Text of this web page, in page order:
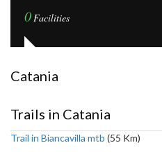
0Facilities
Catania
Trails in Catania
Trail in Biancavilla mtb (55 Km)